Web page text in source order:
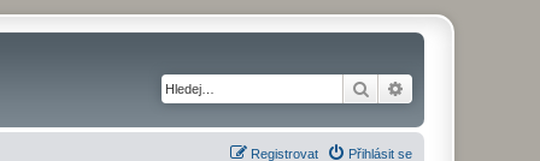
Hledat
Přihlásit se
Registrovat